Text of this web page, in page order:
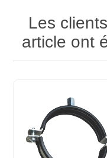
Les
article ont